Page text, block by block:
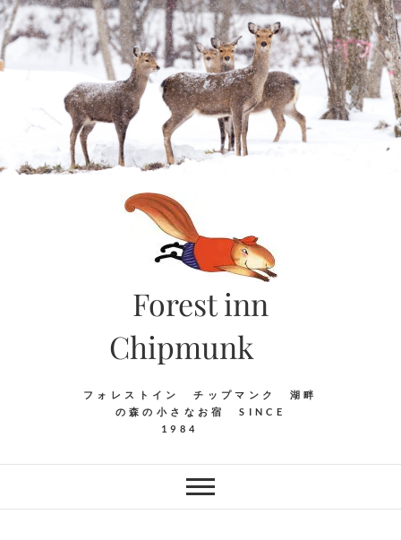
Skip
to
content
Forest inn
Chipmunk
フォレストイン チップマンク 湖畔
の森の小さなお宿 SINCE
1984